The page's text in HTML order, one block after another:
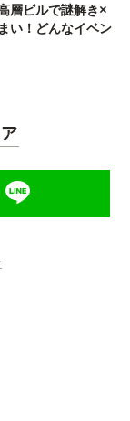
層ビルで謎解き×
い！どんなイベン